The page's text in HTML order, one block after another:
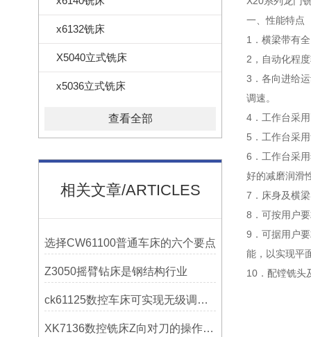
x6132铣床
X5040立式铣床
x5036立式铣床
查看全部
相关文章/ARTICLES
选择CW61100普通车床的六个要点
Z3050摇臂钻床是钢结构行业
ck61125数控车床可实现无级调速控制
XK7136数控铣床Z向对刀的操作方法
一、性能特点
1．横梁带有
2，自动化程
3．各向进给
调速。
4．工作台采
5．工作台采
6．工作台采
好的减磨润滑
7．床身及横
8．可按用户
9．可据用户
能，以实现平
10．配镗铣头